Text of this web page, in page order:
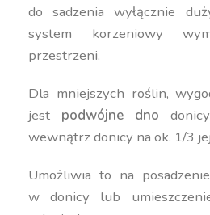
do sadzenia wyłącznie
system korzeniowy
przestrzeni.
Dla mniejszych roślin,
jest podwójne dno
wewnątrz donicy na ok. 1/3
Umożliwia to na
w donicy lub